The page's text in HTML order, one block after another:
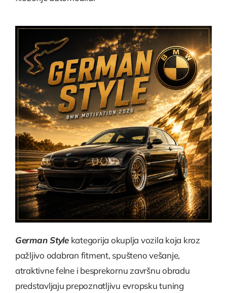
German Stylekategorija okuplja vozila koja kroz
pažljivo odabran fitment, spušteno vešanje,
atraktivne felne i besprekornu završnu obradu
predstavljaju prepoznatljivu evropsku tuning